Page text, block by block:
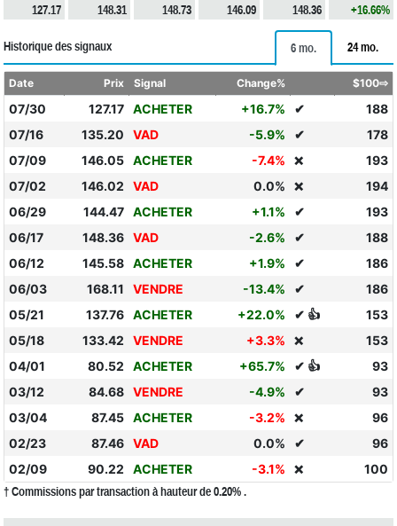
127.17 148.31 148.73 146.09 148.36 +16.66%
Historique des signaux 6 mo. 24 mo.
Date Prix Signal Change% $100⇨
07/30 127.17 ACHETER +16.7% ✔
188
07/16
135.20 VAD -5.9% ✔
178
07/09
146.05 ACHETER -7.4% ❌
193
07/02
146.02 VAD 0.0% ❌
194
06/29
144.47 ACHETER +1.1% ✔
193
06/17
148.36 VAD -2.6% ✔
188
06/12
145.58 ACHETER +1.9% ✔
186
06/03
168.11 VENDRE -13.4% ✔
186
05/21
137.76 ACHETER +22.0% ✔ 👍
153
05/18
133.42 VENDRE +3.3% ❌
153
04/01
80.52 ACHETER +65.7% ✔ 👍
93
03/12
84.68 VENDRE -4.9% ✔
93
03/04
87.45 ACHETER -3.2% ❌
96
02/23
87.46 VAD 0.0% ✔
96
02/09
90.22 ACHETER -3.1% ❌ 100
† Commissions par transaction à hauteur de 0.20% .